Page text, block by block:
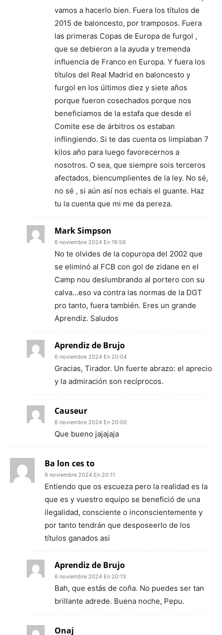
vamos a hacerlo bien. Fuera los títulos de
2015 de baloncesto, por tramposos. Fuera
las primeras Copas de Europa de furgol ,
que se debieron a la ayuda y tremenda
influencia de Franco en Europa. Y fuera los
títulos del Real Madrid en baloncesto y
furgol en los últimos diez y siete años
porque fueron cosechados porque nos
beneficiamos de la estafa que desde el
Comite ese de árbitros os estaban
inflingiendo. Si te das cuenta os limpiaban 7
kilos año para luego favorecernos a
nosotros. O sea, que siempre sois terceros
afectados, biencumplientes de la ley. No sé,
no sé , si aún así nos echaís el guante. Haz
tu la cuenta que mi me da pereza.
Mark Simpson
6 noviembre 2024 En 19:56
No te olvides de la copuropa del 2002 que
se eliminó al FCB con gol de zidane en el
Camp nou deslumbrando al portero con su
calva…eso va contra las normas de la DGT
pro tanto, fuera también. Eres un grande
Aprendiz. Saludos
Aprendiz de Brujo
6 noviembre 2024 En 20:04
Gracias, Tirador. Un fuerte abrazo: el aprecio
y la admiración son recíprocos.
Causeur
6 noviembre 2024 En 20:00
Que bueno jajajaja
Ba lon ces to
6 noviembre 2024 En 20:11
Entiendo que os escueza pero la realidad es la
que es y vuestro equipo se benefició de una
ilegalidad, consciente o inconscientemente y
por tanto tendrán que desposeerlo de los
títulos ganados asi
Aprendiz de Brujo
6 noviembre 2024 En 20:13
Bah, que estás de coña. No puedes ser tan
brillante adrede. Buena noche, Pepu.
Onaj